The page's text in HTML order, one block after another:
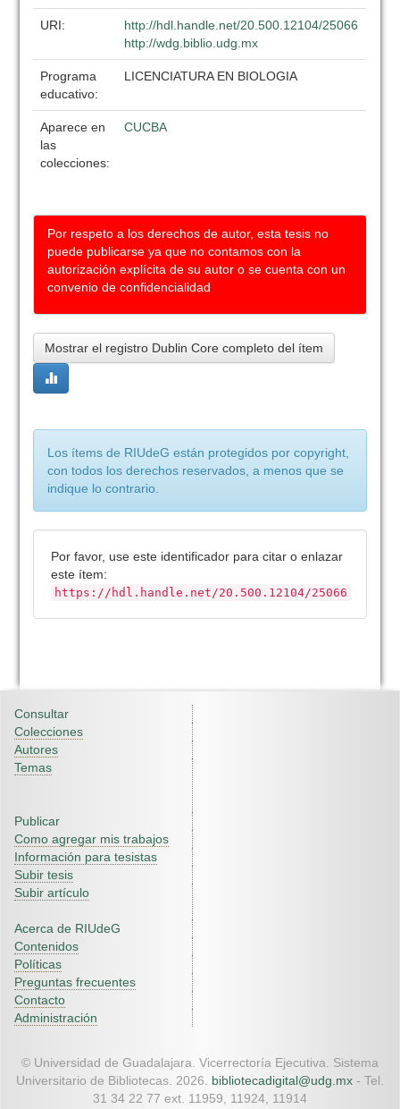
URI:
http://hdl.handle.net/20.500.12104/25066
http://wdg.biblio.udg.mx
Programa
educativo:
LICENCIATURA EN BIOLOGIA
Aparece en
las
colecciones:
CUCBA
Por respeto a los derechos de autor, esta tesis no
puede publicarse ya que no contamos con la
autorización explícita de su autor o se cuenta con un
convenio de confidencialidad
Mostrar el registro Dublin Core completo del ítem
Los ítems de RIUdeG están protegidos por copyright,
con todos los derechos reservados, a menos que se
indique lo contrario.
Por favor, use este identificador para citar o enlazar
este ítem:
https://hdl.handle.net/20.500.12104/25066
Consultar
Colecciones
Autores
Temas
Publicar
Como agregar mis trabajos
Información para tesistas
Subir tesis
Subir artículo
Acerca de RIUdeG
Contenidos
Políticas
Preguntas frecuentes
Contacto
Administración
© Universidad de Guadalajara. Vicerrectoría Ejecutiva. Sistema
Universitario de Bibliotecas. 2026. bibliotecadigital@udg.mx - Tel.
31 34 22 77 ext. 11959, 11924, 11914